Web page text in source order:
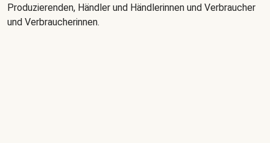
Produzierenden, Händler und Händlerinnen und Verbraucher
und Verbraucherinnen.